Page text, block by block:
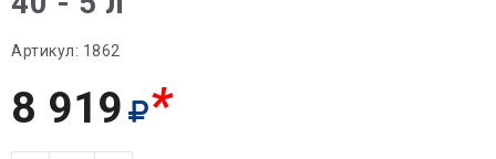
Артикул: 1862
8 919 *